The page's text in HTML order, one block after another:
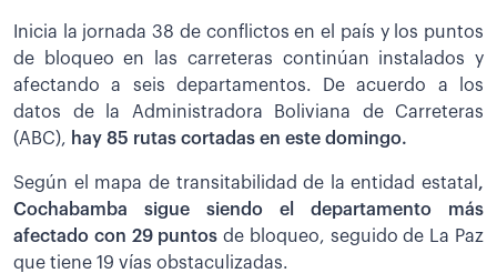
Inicia la jornada 38 de conflictos en el país y los puntos
de bloqueo en las carreteras continúan instalados y
afectando a seis departamentos. De acuerdo a los
datos de la Administradora Boliviana de Carreteras
(ABC), hay 85 rutas cortadas en este domingo.
Según el mapa de transitabilidad de la entidad estatal ,
Cochabamba sigue siendo el departamento más
afectado con 29 puntosde bloqueo, seguido de La Paz
que tiene 19 vías obstaculizadas.